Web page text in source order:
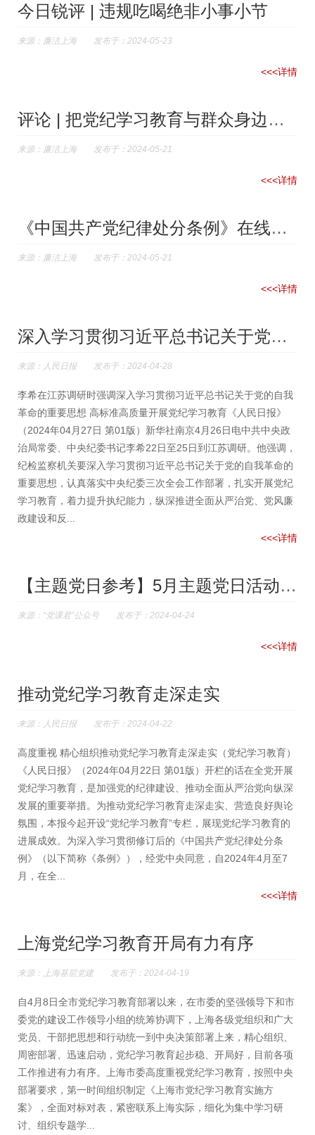
今日锐评 | 违规吃喝绝非小事小节
来源：廉洁上海 发布于：2024-05-23
<<<详情
评论 | 把党纪学习教育与群众身边不正之风和腐败问题集中整治有...
来源：廉洁上海 发布于：2024-05-21
<<<详情
《中国共产党纪律处分条例》在线自测来了！试试你能得几分？
来源：廉洁上海 发布于：2024-05-21
<<<详情
深入学习贯彻习近平总书记关于党的自我革命的重要思想 高标准高...
来源：人民日报 发布于：2024-04-28
李希在江苏调研时强调深入学习贯彻习近平总书记关于党的自我
革命的重要思想 高标准高质量开展党纪学习教育《人民日报》
（2024年04月27日 第01版）新华社南京4月26日电中共中央政
治局常委、中央纪委书记李希22日至25日到江苏调研。他强调，
纪检监察机关要深入学习贯彻习近平总书记关于党的自我革命的
重要思想，认真落实中央纪委三次全会工作部署，扎实开展党纪
学习教育，着力提升执纪能力，纵深推进全面从严治党、党风廉
政建设和反...
<<<详情
【主题党日参考】5月主题党日活动如何开展？这些方案供参考！
来源：“党课君”公众号 发布于：2024-04-24
<<<详情
推动党纪学习教育走深走实
来源：人民日报 发布于：2024-04-22
高度重视 精心组织推动党纪学习教育走深走实（党纪学习教育）
《人民日报》（2024年04月22日 第01版）开栏的话在全党开展
党纪学习教育，是加强党的纪律建设、推动全面从严治党向纵深
发展的重要举措。为推动党纪学习教育走深走实、营造良好舆论
氛围，本报今起开设“党纪学习教育”专栏，展现党纪学习教育的
进展成效。为深入学习贯彻修订后的《中国共产党纪律处分条
例》（以下简称《条例》），经党中央同意，自2024年4月至7
月，在全...
<<<详情
上海党纪学习教育开局有力有序
来源：上海基层党建 发布于：2024-04-19
自4月8日全市党纪学习教育部署以来，在市委的坚强领导下和市
委党的建设工作领导小组的统筹协调下，上海各级党组织和广大
党员、干部把思想和行动统一到中央决策部署上来，精心组织、
周密部署、迅速启动，党纪学习教育起步稳、开局好，目前各项
工作推进有力有序。上海市委高度重视党纪学习教育，按照中央
部署要求，第一时间组织制定《上海市党纪学习教育实施方
案》，全面对标对表，紧密联系上海实际，细化为集中学习研
讨、组织专题学...